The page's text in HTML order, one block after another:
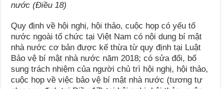
nước (Điều 18)
Quy định về hội nghị, hội thảo, cuộc họp có yếu tố
nước ngoài tổ chức tại Việt Nam có nội dung bí mật
nhà nước cơ bản được kế thừa từ quy định tại Luật
Bảo vệ bí mật nhà nước năm 2018; có sửa đổi, bổ
sung trách nhiệm của người chủ trì hội nghị, hội thảo,
cuộc họp về việc bảo vệ bí mật nhà nước (tương tự